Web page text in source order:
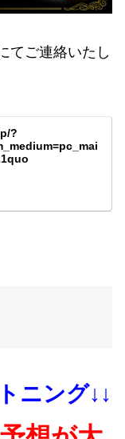
てご連絡いたし
?
ニング↓↓